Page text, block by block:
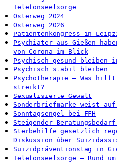
Telefonseelsorge
Osterweg 2024
Osterweg 2026
Patientenkongress in
Psychiater aus Gießen
von Corona im Blick
Psychisch gesund bleiben
Psychisch stabil bleiben
Psychotherapie – Was
streikt?
Sexualisierte Gewalt
Sonderbriefmarke weist
Sonntagsengel bei FFH
Steigender
Sterbehilfe gesetzlich
Diskussion über
Suizidpräventionstag in
Telefonseelsorge – Rund